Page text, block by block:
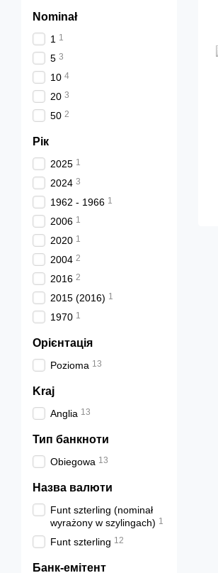
Nominał
1 1
5 3
10 4
20 3
50 2
Рік
2025 1
2024 3
1962 - 1966 1
2006 1
2020 1
2004 2
2016 2
2015 (2016) 1
1970 1
Орієнтація
Pozioma 13
Kraj
Anglia 13
Тип банкноти
Obiegowa 13
Назва валюти
Funt szterling (nominał
wyrażony w szylingach) 1
Funt szterling 12
Банк-емітент